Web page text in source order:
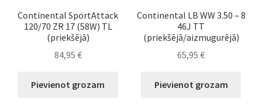
Continental SportAttack
120/70 ZR 17 (58W) TL
(priekšējā)
84,95 €
Pievienot grozam
Continental LB WW 3.50 – 8
46J TT
(priekšējā/aizmugurējā)
65,95€
Pievienot grozam